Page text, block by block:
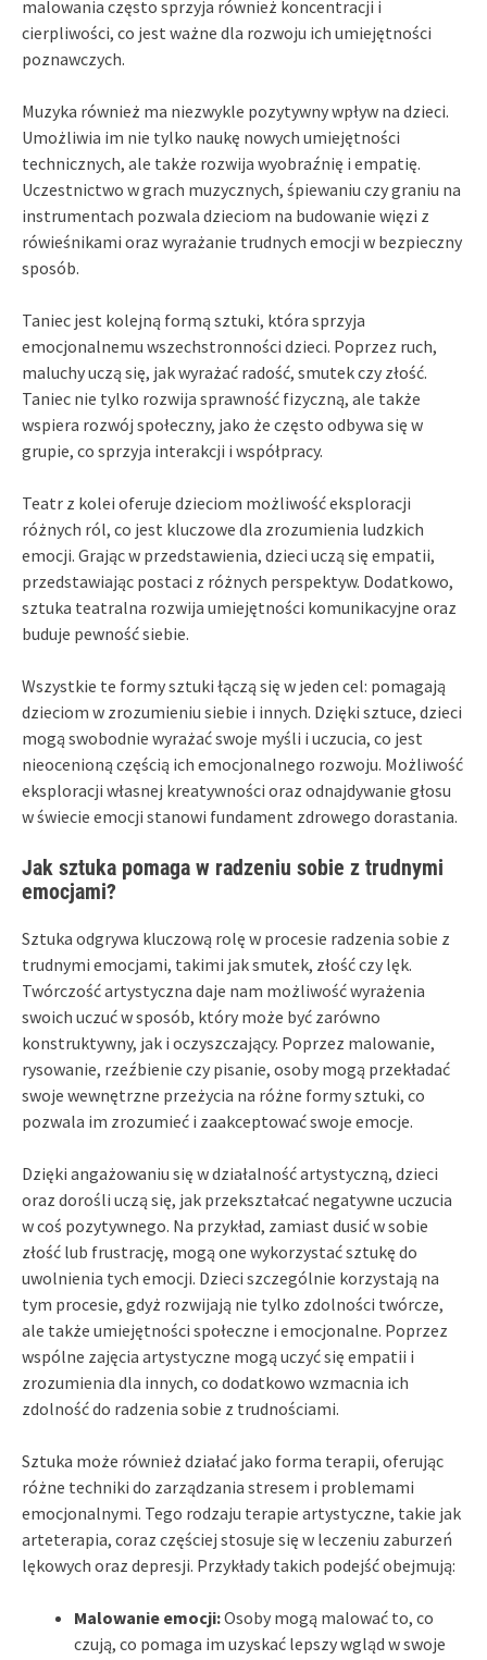
malowania często sprzyja również koncentracji i
cierpliwości, co jest ważne dla rozwoju ich umiejętności
poznawczych.
Muzyka również ma niezwykle pozytywny wpływ na dzieci.
Umożliwia im nie tylko naukę nowych umiejętności
technicznych, ale także rozwija wyobraźnię i empatię.
Uczestnictwo w grach muzycznych, śpiewaniu czy graniu na
instrumentach pozwala dzieciom na budowanie więzi z
rówieśnikami oraz wyrażanie trudnych emocji w bezpieczny
sposób.
Taniec jest kolejną formą sztuki, która sprzyja
emocjonalnemu wszechstronności dzieci. Poprzez ruch,
maluchy uczą się, jak wyrażać radość, smutek czy złość.
Taniec nie tylko rozwija sprawność fizyczną, ale także
wspiera rozwój społeczny, jako że często odbywa się w
grupie, co sprzyja interakcji i współpracy.
Teatr z kolei oferuje dzieciom możliwość eksploracji
różnych ról, co jest kluczowe dla zrozumienia ludzkich
emocji. Grając w przedstawienia, dzieci uczą się empatii,
przedstawiając postaci z różnych perspektyw. Dodatkowo,
sztuka teatralna rozwija umiejętności komunikacyjne oraz
buduje pewność siebie.
Wszystkie te formy sztuki łączą się w jeden cel: pomagają
dzieciom w zrozumieniu siebie i innych. Dzięki sztuce, dzieci
mogą swobodnie wyrażać swoje myśli i uczucia, co jest
nieocenioną częścią ich emocjonalnego rozwoju. Możliwość
eksploracji własnej kreatywności oraz odnajdywanie głosu
w świecie emocji stanowi fundament zdrowego dorastania.
Jak sztuka pomaga w radzeniu sobie z trudnymi
emocjami?
Sztuka odgrywa kluczową rolę w procesie radzenia sobie z
trudnymi emocjami, takimi jak smutek, złość czy lęk.
Twórczość artystyczna daje nam możliwość wyrażenia
swoich uczuć w sposób, który może być zarówno
konstruktywny, jak i oczyszczający. Poprzez malowanie,
rysowanie, rzeźbienie czy pisanie, osoby mogą przekładać
swoje wewnętrzne przeżycia na różne formy sztuki, co
pozwala im zrozumieć i zaakceptować swoje emocje.
Dzięki angażowaniu się w działalność artystyczną, dzieci
oraz dorośli uczą się, jak przekształcać negatywne uczucia
w coś pozytywnego. Na przykład, zamiast dusić w sobie
złość lub frustrację, mogą one wykorzystać sztukę do
uwolnienia tych emocji. Dzieci szczególnie korzystają na
tym procesie, gdyż rozwijają nie tylko zdolności twórcze,
ale także umiejętności społeczne i emocjonalne. Poprzez
wspólne zajęcia artystyczne mogą uczyć się empatii i
zrozumienia dla innych, co dodatkowo wzmacnia ich
zdolność do radzenia sobie z trudnościami.
Sztuka może również działać jako forma terapii, oferując
różne techniki do zarządzania stresem i problemami
emocjonalnymi. Tego rodzaju terapie artystyczne, takie jak
arteterapia, coraz częściej stosuje się w leczeniu zaburzeń
lękowych oraz depresji. Przykłady takich podejść obejmują:
Malowanie emocji:Osoby mogą malować to, co
czują, co pomaga im uzyskać lepszy wgląd w swoje